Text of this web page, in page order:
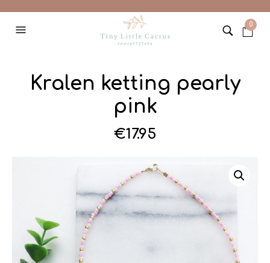
0
Kralen ketting pearly
pink
€17.95